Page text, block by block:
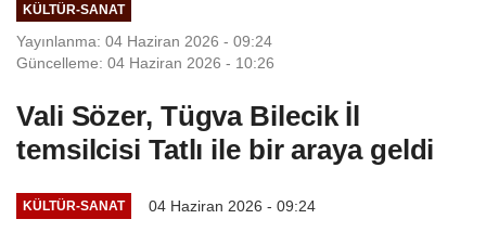
KÜLTÜR-SANAT
Yayınlanma: 04 Haziran 2026 - 09:24
Güncelleme: 04 Haziran 2026 - 10:26
Vali Sözer, Tügva Bilecik İl
temsilcisi Tatlı ile bir araya geldi
KÜLTÜR-SANAT 04 Haziran 2026 - 09:24